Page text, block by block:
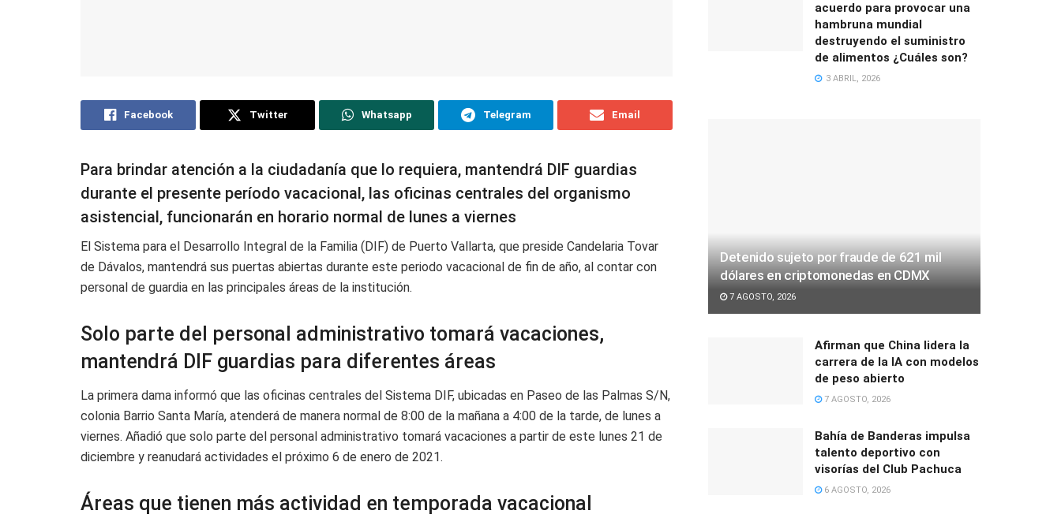
Facebook Twitter Whatsapp Telegram Email
Para brindar atención a la ciudadanía que lo requiera, mantendrá DIF guardias
durante el presente período vacacional, las oficinas centrales del organismo
asistencial, funcionarán en horario normal de lunes a viernes
El Sistema para el Desarrollo Integral de la Familia (DIF) de Puerto Vallarta, que preside Candelaria Tovar
de Dávalos, mantendrá sus puertas abiertas durante este periodo vacacional de fin de año, al contar con
personal de guardia en las principales áreas de la institución.
Solo parte del personal administrativo tomará vacaciones,
mantendrá DIF guardias para diferentes áreas
La primera dama informó que las oficinas centrales del Sistema DIF, ubicadas en Paseo de las Palmas S/N,
colonia Barrio Santa María, atenderá de manera normal de 8:00 de la mañana a 4:00 de la tarde, de lunes a
viernes. Añadió que solo parte del personal administrativo tomará vacaciones a partir de este lunes 21 de
diciembre y reanudará actividades el próximo 6 de enero de 2021.
Áreas que tienen más actividad en temporada vacacional
acuerdo para provocar una
hambruna mundial
destruyendo el suministro
de alimentos ¿Cuáles son?
3 ABRIL, 2026
Detenido sujeto por fraude de 621 mil
dólares en criptomonedas en CDMX
7 AGOSTO, 2026
Afirman que China lidera la
carrera de la IA con modelos
de peso abierto
7 AGOSTO, 2026
Bahía de Banderas impulsa
talento deportivo con
visorías del Club Pachuca
6 AGOSTO, 2026